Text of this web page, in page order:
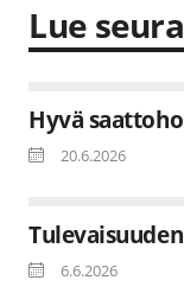
Lue
Hyvä
20.6.2026
6.6.2026